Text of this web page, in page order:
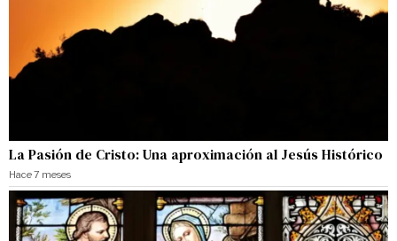
La Pasión de Cristo: Una aproximación al Jesús Histórico
Hace 7 meses